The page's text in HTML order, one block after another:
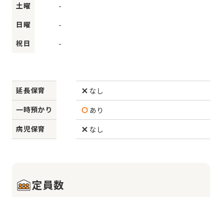
土曜
-
日曜
-
祝日
-
延長保育
なし
一時預かり
あり
病児保育
なし
定員数